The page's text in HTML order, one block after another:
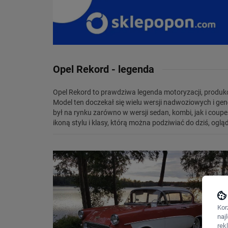
Opel Rekord - legenda
Opel Rekord to prawdziwa legenda motoryzacji,
Model ten doczekał się wielu wersji nadwoziowych i
był na rynku zarówno w wersji sedan, kombi, jak i
ikoną stylu i klasy, którą można podziwiać do dziś,
modele. Do najpopularniejszych odsłon Opla Rekord